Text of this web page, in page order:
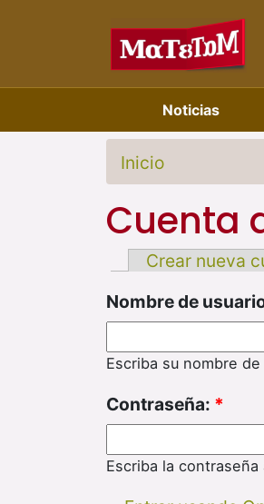
Noticias
Inicio
Cuenta
Crear nueva
Nombre de
Escriba su nombre de
Contraseña: *
Escriba la